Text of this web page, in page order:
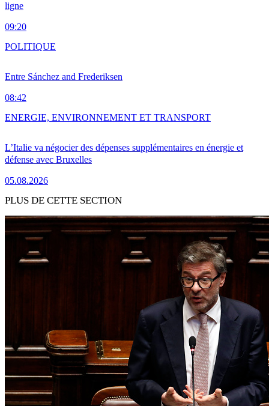
ligne
09:20
Entre Sánchez and Frederiksen
08:42
POLITIQUE
L’Italie va négocier des dépenses supplémentaires en énergie et
défense avec Bruxelles
05.08.2026
ENERGIE, ENVIRONNEMENT ET TRANSPORT
PLUS DE CETTE SECTION